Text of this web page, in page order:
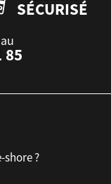
SÉCURISÉ
85
shore ?